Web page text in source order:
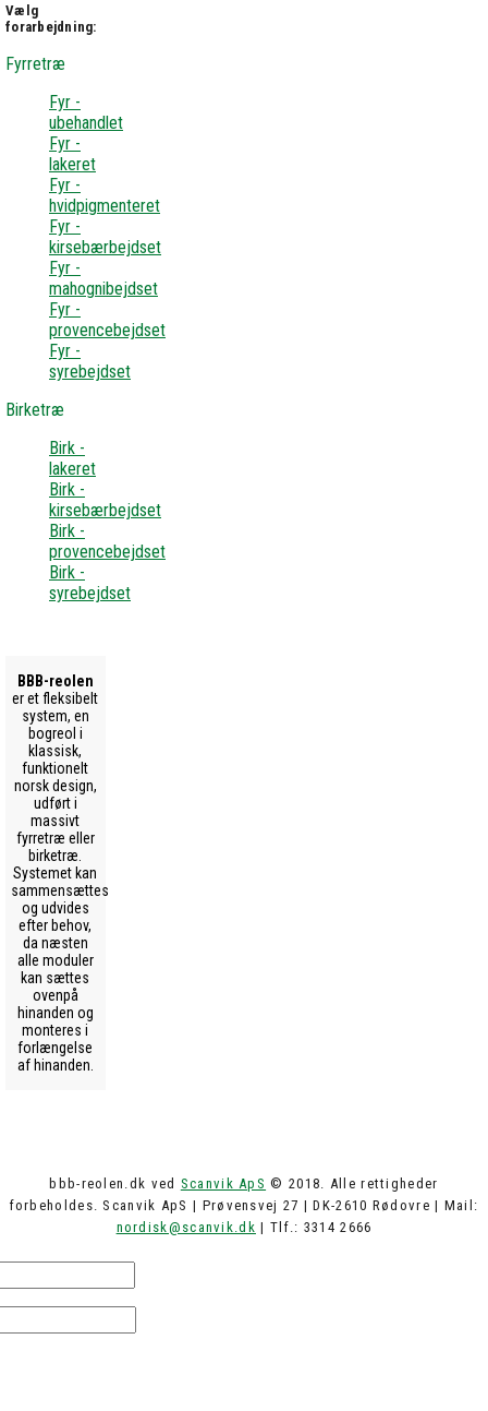
Vælg
forarbejdning:
Fyrretræ
Fyr -
ubehandlet
Fyr -
lakeret
Fyr -
hvidpigmenteret
Fyr -
kirsebærbejdset
Fyr -
mahognibejdset
Fyr -
provencebejdset
Fyr -
syrebejdset
Birketræ
Birk -
lakeret
Birk -
kirsebærbejdset
Birk -
provencebejdset
Birk -
syrebejdset
BBB-reolen
er et fleksibelt
system, en
bogreol i
klassisk,
funktionelt
norsk design,
udført i
massivt
fyrretræ eller
birketræ.
Systemet kan
sammensættes
og udvides
efter behov,
da næsten
alle moduler
kan sættes
ovenpå
hinanden og
monteres i
forlængelse
af hinanden.
bbb-reolen.dk ved Scanvik ApS © 2018. Alle rettigheder
forbeholdes. Scanvik ApS | Prøvensvej 27 | DK-2610 Rødovre | Mail:
nordisk@scanvik.dk | Tlf.: 3314 2666